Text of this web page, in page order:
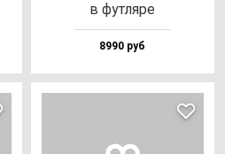
в фут­ля­ре
8990 руб